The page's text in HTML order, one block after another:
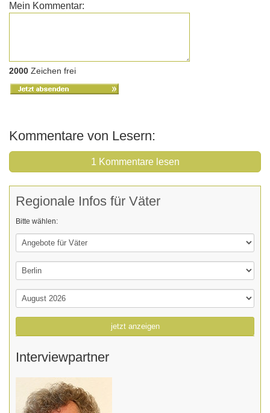
Mein Kommentar:
2000 Zeichen frei
Kommentare von Lesern:
1 Kommentare lesen
Regionale Infos für Väter
Bitte wählen:
jetzt anzeigen
Interviewpartner